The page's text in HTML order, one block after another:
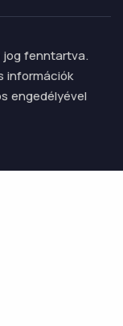
fenntartva.
információk
engedélyével